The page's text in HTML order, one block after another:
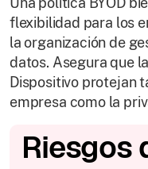
flexibilidad para los
la organización de
datos. Asegura que
Dispositivo protejan
empresa como la
Riesgos